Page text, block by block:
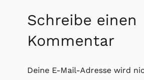
Schreibe einen
Kommentar
Deine E-Mail-Adresse wird